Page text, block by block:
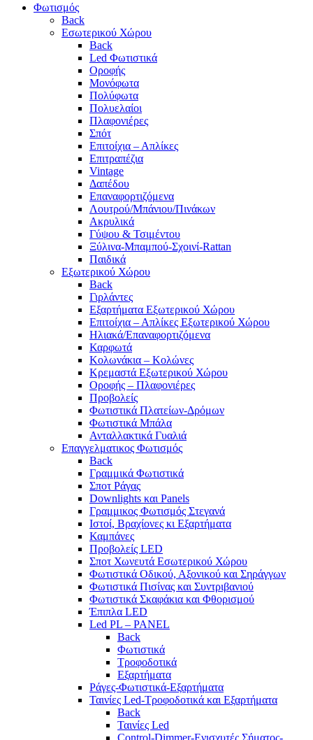
Φωτισμός
Back
Εσωτερικού Χώρου
Back
Led Φωτιστικά
Οροφής
Μονόφωτα
Πολύφωτα
Πολυελαίοι
Πλαφονιέρες
Σπότ
Επιτοίχια – Απλίκες
Επιτραπέζια
Vintage
Δαπέδου
Επαναφορτιζόμενα
Λουτρού/Μπάνιου/Πινάκων
Ακρυλικά
Γύψου & Τσιμέντου
Ξύλινα-Μπαμπού-Σχοινί-Rattan
Παιδικά
Εξωτερικού Χώρου
Back
Γιρλάντες
Εξαρτήματα Εξωτερικού Χώρου
Επιτοίχια – Απλίκες Εξωτερικού Χώρου
Ηλιακά/Επαναφορτιζόμενα
Καρφωτά
Κολωνάκια – Κολώνες
Κρεμαστά Εξωτερικού Χώρου
Οροφής – Πλαφονιέρες
Προβολείς
Φωτιστικά Πλατείων-Δρόμων
Φωτιστικά Μπάλα
Ανταλλακτικά Γυαλιά
Επαγγελματικος Φωτισμός
Back
Γραμμικά Φωτιστικά
Σποτ Ράγας
Downlights και Panels
Γραμμικος Φωτισμός Στεγανά
Ιστοί, Βραχίονες κι Εξαρτήματα
Καμπάνες
Προβολείς LED
Σποτ Χωνευτά Εσωτερικού Χώρου
Φωτιστικά Οδικού, Αξονικού και Σηράγγων
Φωτιστικά Πισίνας και Συντριβανιού
Φωτιστικά Σκαφάκια και Φθορισμού
Έπιπλα LED
Led PL – PANEL
Back
Φωτιστικά
Τροφοδοτικά
Εξαρτήματα
Ράγες-Φωτιστικά-Εξαρτήματα
Ταινίες Led-Τροφοδοτικά και Εξαρτήματα
Back
Ταινίες Led
Control-Dimmer-Ενισχυτές Σήματος-